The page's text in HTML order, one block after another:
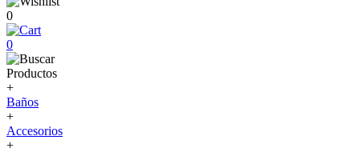
0
0
Productos
+
Baños
+
Accesorios
+